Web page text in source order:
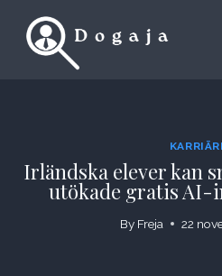
Irländska elever kan
utökade gratis AI-
By Freja 22